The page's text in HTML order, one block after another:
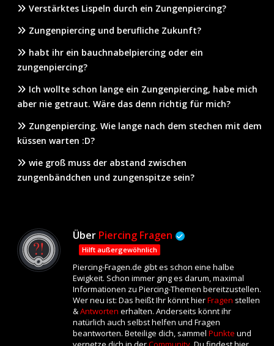
Verstärktes Lispeln durch ein Zungenpiercing?
Zungenpiercing und berufliche Zukunft?
habt ihr ein bauchnabelpiercing oder ein
zungenpiercing?
Ich wollte schon lange ein Zungenpiercing, habe mich
aber nie getraut. Wäre das denn richtig für mich?
Zungenpiercing. Wie lange nach dem stechen mit dem
küssen warten :D?
wie groß muss der abstand zwischen
zungenbändchen und zungenspitze sein?
Über Piercing Fragen
Hilft außergewöhnlich
Piercing-Fragen.de gibt es schon eine halbe
Ewigkeit. Schon immer ging es darum, maximal
Informationen zu Piercing-Themen bereitzustellen.
Wer neu ist: Das heißt Ihr könnt hierFragen stellen
&Antworten erhalten. Anderseits könnt ihr
natürlich auch selbst helfen und Fragen
beantworten. Beteilige dich, sammel Punkte und